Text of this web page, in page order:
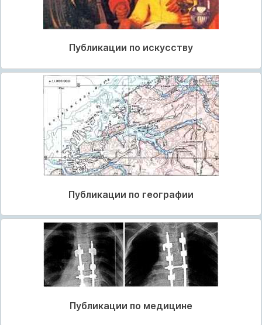
Публикации по искусству
Публикации по географии
Публикации по медицине